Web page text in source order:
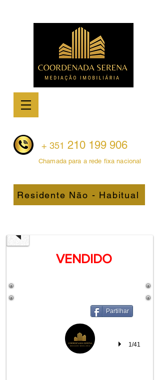
+ 351 210 199 906
Chamada para a rede fixa nacional
Residente Não - Habitual
1/41
Partilhar
VENDIDO